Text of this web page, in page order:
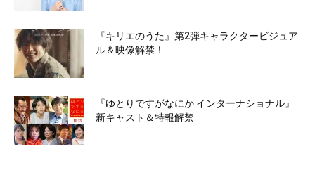
『キリエのうた』第2弾キャラクタービジュア
ル＆映像解禁！
『ゆとりですがなにか インターナショナル』
新キャスト＆特報解禁